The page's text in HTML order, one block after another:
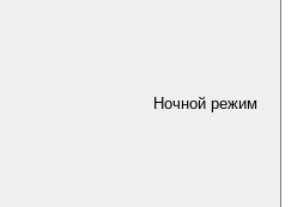
Ночной режим